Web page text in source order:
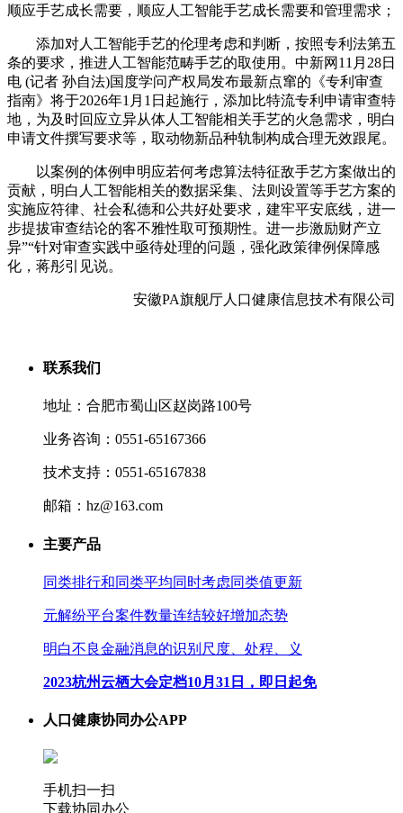
顺应手艺成长需要，顺应人工智能手艺成长需要和管理需求；
添加对人工智能手艺的伦理考虑和判断，按照专利法第五
条的要求，推进人工智能范畴手艺的取使用。中新网11月28日
电 (记者 孙自法)国度学问产权局发布最新点窜的《专利审查
指南》将于2026年1月1日起施行，添加比特流专利申请审查特
地，为及时回应立异从体人工智能相关手艺的火急需求，明白
申请文件撰写要求等，取动物新品种轨制构成合理无效跟尾。
以案例的体例申明应若何考虑算法特征敌手艺方案做出的
贡献，明白人工智能相关的数据采集、法则设置等手艺方案的
实施应符律、社会私德和公共好处要求，建牢平安底线，进一
步提拔审查结论的客不雅性取可预期性。进一步激励财产立
异”“针对审查实践中亟待处理的问题，强化政策律例保障感
化，蒋彤引见说。
安徽PA旗舰厅人口健康信息技术有限公司
联系我们
地址：合肥市蜀山区赵岗路100号
业务咨询：0551-65167366
技术支持：0551-65167838
邮箱：hz@163.com
主要产品
同类排行和同类平均同时考虑同类值更新
元解纷平台案件数量连结较好增加态势
明白不良金融消息的识别尺度、处程、义
2023杭州云栖大会定档10月31日，即日起免
人口健康协同办公APP
手机扫一扫
下载协同办公